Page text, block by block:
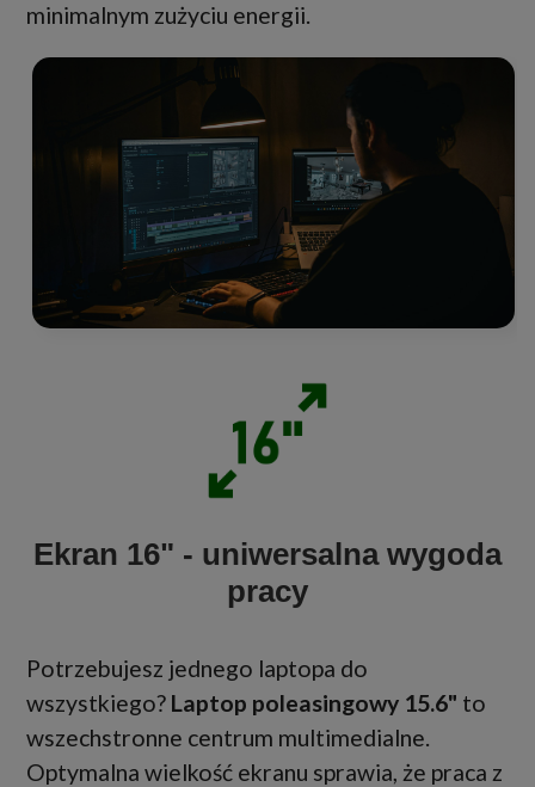
minimalnym zużyciu energii.
Ekran 16" - uniwersalna wygoda
pracy
Potrzebujesz jednego laptopa do
wszystkiego? Laptop poleasingowy 15.6" to
wszechstronne centrum multimedialne.
Optymalna wielkość ekranu sprawia, że praca z